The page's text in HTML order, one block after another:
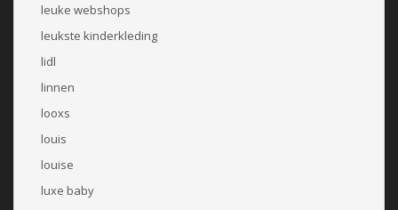
leuke webshops
leukste kinderkleding
lidl
linnen
looxs
louis
louise
luxe baby